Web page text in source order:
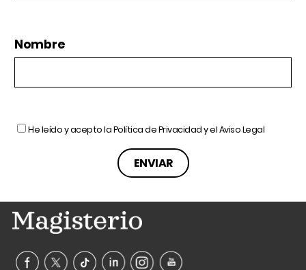
Nombre
He leído y acepto laPolítica de Privacidady elAviso Legal